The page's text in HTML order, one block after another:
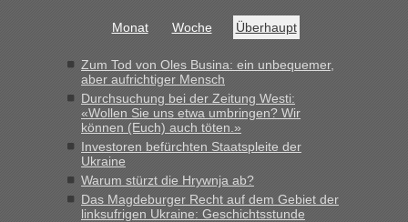
Berichte und Reisetipps • Re: An welchem
Grenzübergang zwischen Polen und der Ukraine geht es am
schnellsten?
„Bin am Montag 15.6.26 um 8 Uhr in Urgyniw ausgereist,
das erste Mal an einem Montagmorgen ca. 15 Fahrzeuge
vor mir, bin sonst der Erste oder Zweite, egal, nach ca 20
Minuten wurde dann die nächste Welle...“
Berichte und Reisetipps • Re: An welchem
Grenzübergang zwischen Polen und der Ukraine geht es am
schnellsten?
Monat Woche Überhaupt
Zum Tod von Oles Busina: ein unbequemer,
aber aufrichtiger Mensch
Durchsuchung bei der Zeitung Westi:
«Wollen Sie uns etwa umbringen? Wir
können (Euch) auch töten.»
Investoren befürchten Staatspleite der
Ukraine
Warum stürzt die Hrywnja ab?
Das Magdeburger Recht auf dem Gebiet der
linksufrigen Ukraine: Geschichtsstunde